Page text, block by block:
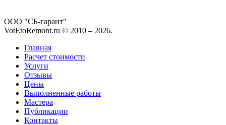
ООО "СБ-гарант"
VotEtoRemont.ru © 2010 – 2026.
Главная
Расчет стоимости
Услуги
Отзывы
Цены
Выполненные работы
Мастера
Публикации
Контакты